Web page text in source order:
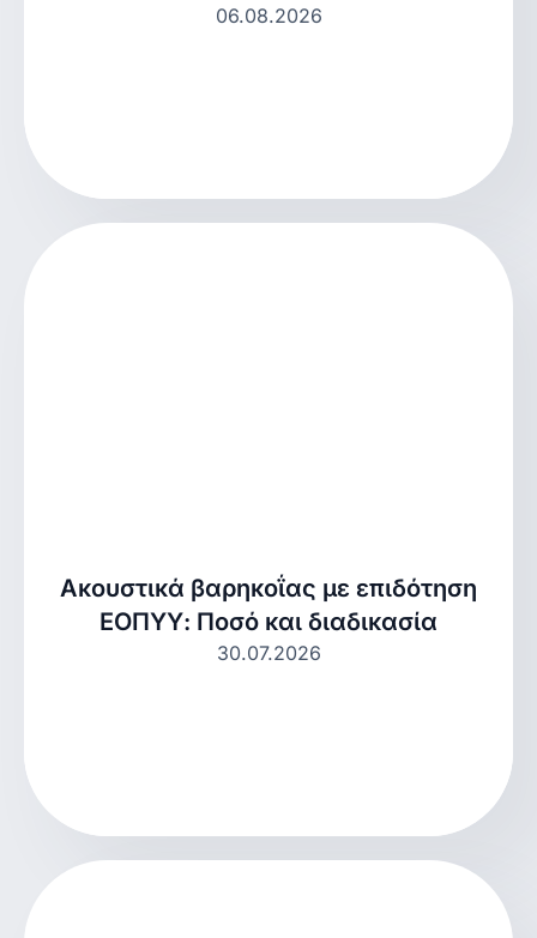
06.08.2026
Ακουστικά βαρηκοΐας με επιδότηση
ΕΟΠΥΥ: Ποσό και διαδικασία
30.07.2026